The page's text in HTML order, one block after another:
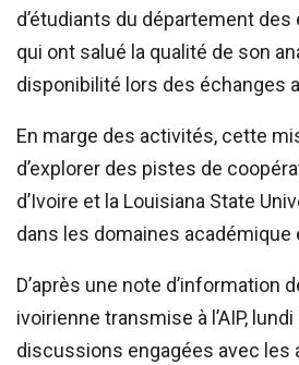
d’étudiants du département
qui ont salué la qualité de son
disponibilité lors des échanges
En marge des activités, cette
d’explorer des pistes de
d’Ivoire et la Louisiana State
dans les domaines académique
D’après une note d’information
ivoirienne transmise à l’AIP,
discussions engagées avec les